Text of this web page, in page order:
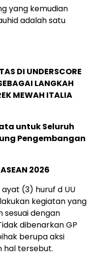
yang kemudian
adalah satu
DI UNDERSCORE
LANGKAH
MEWAH ITALIA
untuk Seluruh
Pengembangan
2026
(3) huruf d UU
kegiatan yang
sesuai dengan
dibenarkan GP
berupa aksi
hal tersebut.